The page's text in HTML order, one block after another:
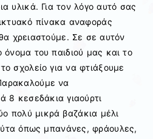
υλικά. Για τον λόγο αυτό σας
πίνακα αναφοράς
χρειαστούμε. Σε σε αυτόν
του παιδιού μας και το
σχολείο για να φτιάξουμε
να
8 κεσεδάκια γιαούρτι
πολύ μικρά βαζάκια μέλι
όπως μπανάνες, φράουλες,